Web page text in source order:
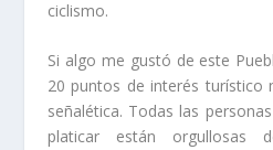
ciclismo.
Si algo me gustó de este
20 puntos de interés turístico
señalética. Todas las
platicar están